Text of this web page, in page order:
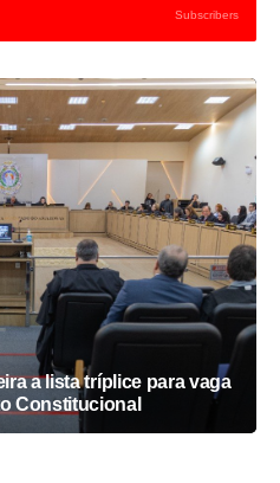
Subscribers
a lista tríplice para vaga
Constitucional